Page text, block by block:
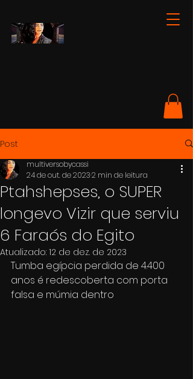
Post
Ptahshepses, o SUPER
longevo Vizir que serviu
6 Faraós do Egito
multiversobycassi
24 de out. de 20232 min de leitura
Atualizado: 12 de dez. de 2023
Tumba egípcia perdida de 4.400
anos é redescoberta com porta
falsa e múmia dentro